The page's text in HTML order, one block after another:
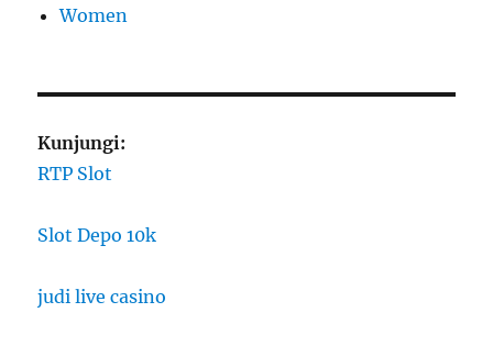
Women
Kunjungi:
RTP Slot
Slot Depo 10k
judi live casino